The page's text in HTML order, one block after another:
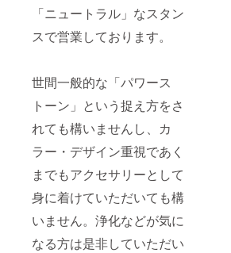
「ニュートラル」なスタン
スで営業しております。
世間一般的な「パワース
トーン」という捉え方をさ
れても構いませんし、カ
ラー・デザイン重視であく
までもアクセサリーとして
身に着けていただいても構
いません。浄化などが気に
なる方は是非していただい